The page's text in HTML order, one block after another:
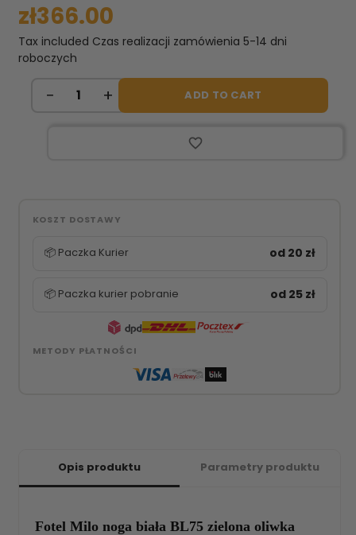
zł366.00
Tax included Czas realizacji zamówienia 5-14 dni
roboczych
ADD TO CART
favorite_border
KOSZT DOSTAWY
📦 Paczka Kurier od 20 zł
📦 Paczka kurier pobranie od 25 zł
METODY PŁATNOŚCI
Opis produktu Parametry produktu
Fotel Milo noga biała BL75 zielona oliwka